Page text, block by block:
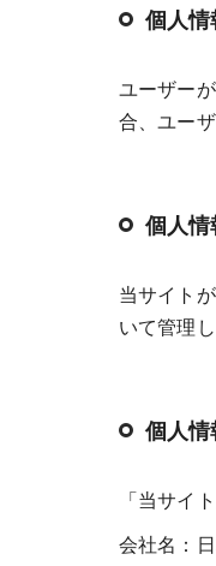
個人
ユーザー
合、ユー
個人
当サイト
いて管理し
個人
「当サイ
会社名：